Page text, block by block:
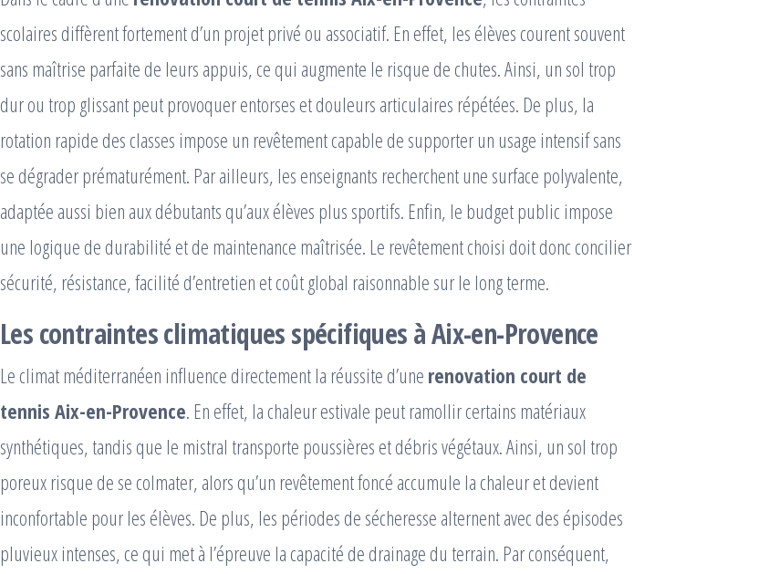
scolaires diffèrent fortement d’un projet privé ou associatif. En effet, les élèves courent souvent
sans maîtrise parfaite de leurs appuis, ce qui augmente le risque de chutes. Ainsi, un sol trop
dur ou trop glissant peut provoquer entorses et douleurs articulaires répétées. De plus, la
rotation rapide des classes impose un revêtement capable de supporter un usage intensif sans
se dégrader prématurément. Par ailleurs, les enseignants recherchent une surface polyvalente,
adaptée aussi bien aux débutants qu’aux élèves plus sportifs. Enfin, le budget public impose
une logique de durabilité et de maintenance maîtrisée. Le revêtement choisi doit donc concilier
sécurité, résistance, facilité d’entretien et coût global raisonnable sur le long terme.
Les contraintes climatiques spécifiques à Aix-en-Provence
Le climat méditerranéen influence directement la réussite d’une renovation court de
tennis Aix-en-Provence. En effet, la chaleur estivale peut ramollir certains matériaux
synthétiques, tandis que le mistral transporte poussières et débris végétaux. Ainsi, un sol trop
poreux risque de se colmater, alors qu’un revêtement foncé accumule la chaleur et devient
inconfortable pour les élèves. De plus, les périodes de sécheresse alternent avec des épisodes
pluvieux intenses, ce qui met à l’épreuve la capacité de drainage du terrain. Par conséquent,